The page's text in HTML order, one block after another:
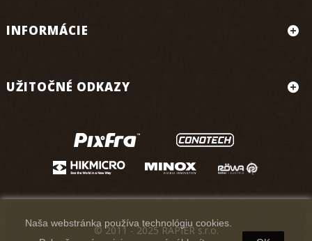
INFORMÁCIE
UŽITOČNÉ ODKAZY
Naša webstránka používa technológiu cookies.
© 2011 - 2025 RAPIER s.r.o.